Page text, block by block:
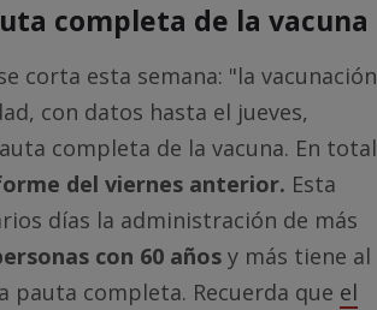
completa de la vacuna
corta esta semana: "la vacunación
con datos hasta el jueves,
completa de la vacuna. En total
del viernes anterior. Esta
días la administración de más
con 60 añosy más tiene al
pauta completa. Recuerda que el